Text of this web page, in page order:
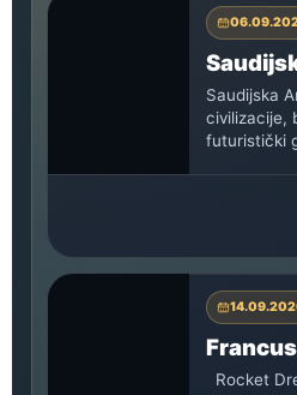
Saudijska
civilizacije,
futuristički
Rocket